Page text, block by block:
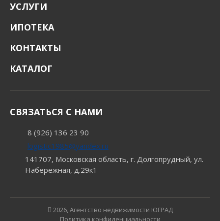
УСЛУГИ
ИПОТЕКА
КОНТАКТЫ
КАТАЛОГ
СВЯЗАТЬСЯ С НАМИ
8 (926) 136 23 90
logistic1985@yandex.ru
141707, Московская область, г. Долгопрудный, ул.
Набережная, д.29к1
2026, Агентство недвижимости ЮГРАД
Политика конфиденциальности